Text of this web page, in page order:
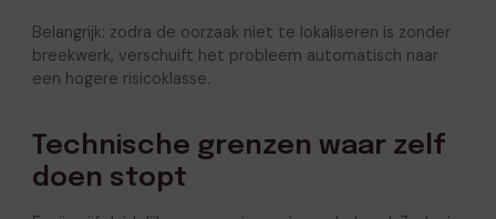
Belangrijk: zodra de oorzaak niet te lokaliseren is zonder
breekwerk, verschuift het probleem automatisch naar
een hogere risicoklasse.
Technische grenzen waar zelf
doen stopt